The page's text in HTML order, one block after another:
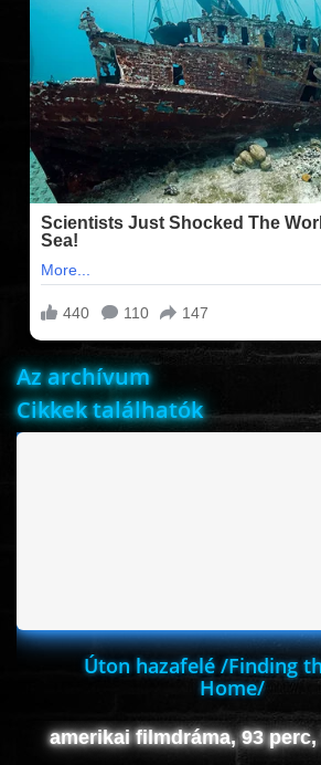
FILMEK (2025-ÖS)
FILMEK (2024-ES)
FILMEK (2023-AS)
FELIRATOS FILMEK
AKCIÓ
ANIMÁCIÓS
KALAND
Az archívum
Cikkek találhatók
Úton hazafelé /Finding
Home/
amerikai filmdráma, 93 perc,